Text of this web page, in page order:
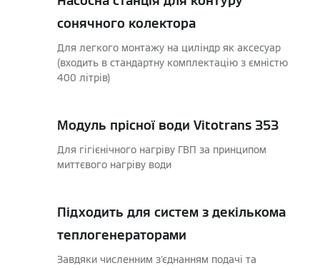
сонячного колектора
Для легкого монтажу на циліндр як аксесуар
(входить в стандартну комплектацію з ємністю
400 літрів)
Модуль прісної води Vitotrans 353
Для гігієнічного нагріву ГВП за принципом
миттєвого нагріву води
Підходить для систем з декількома
теплогенераторами
Завдяки численним з'єднанням подачі та